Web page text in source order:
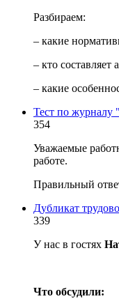
Разбираем:
– какие
– кто
– какие
Тест по журналу
354
Уважаемые
работе.
Правильный
Дубликат
339
У нас в гостях
Что обсудили: